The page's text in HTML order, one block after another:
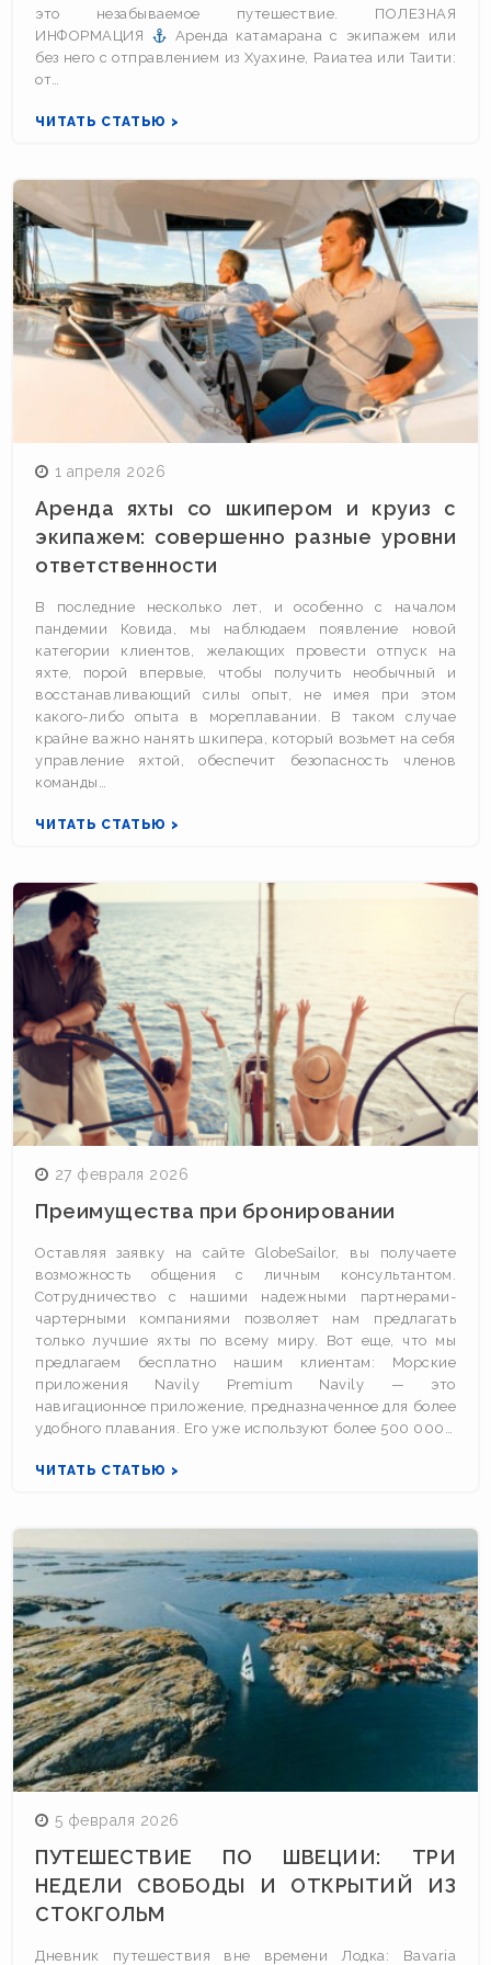
это незабываемое путешествие. ПОЛЕЗНАЯ
ИНФОРМАЦИЯ
Аренда катамарана с экипажем или
без него с отправлением из Хуахине, Раиатеа или Таити:
от…
ЧИТАТЬ СТАТЬЮ >
1 апреля 2026
Аренда яхты со шкипером и круиз с
экипажем: совершенно разные уровни
ответственности
В последние несколько лет, и особенно с началом
пандемии Ковида, мы наблюдаем появление новой
категории клиентов, желающих провести отпуск на
яхте, порой впервые, чтобы получить необычный и
восстанавливающий силы опыт, не имея при этом
какого-либо опыта в мореплавании. В таком случае
крайне важно нанять шкипера, который возьмет на себя
управление яхтой, обеспечит безопасность членов
команды…
ЧИТАТЬ СТАТЬЮ >
27 февраля 2026
Преимущества при бронировании
Оставляя заявку на сайте GlobeSailor, вы получаете
возможность общения с личным консультантом.
Сотрудничество с нашими надежными партнерами-
чартерными компаниями позволяет нам предлагать
только лучшие яхты по всему миру. Вот еще, что мы
предлагаем бесплатно нашим клиентам: Морские
приложения Navily Premium Navily — это
навигационное приложение, предназначенное для более
удобного плавания. Его уже используют более 500 000…
ЧИТАТЬ СТАТЬЮ >
5 февраля 2026
ПУТЕШЕСТВИЕ ПО ШВЕЦИИ: ТРИ
НЕДЕЛИ СВОБОДЫ И ОТКРЫТИЙ ИЗ
СТОКГОЛЬМ
Дневник путешествия вне времени Лодка: Bavaria